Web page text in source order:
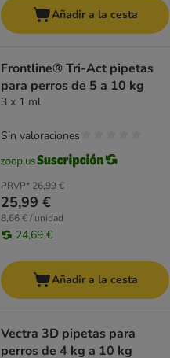
Añadir a la cesta
Frontline® Tri-Act pipetas
para perros de 5 a 10 kg
3 x 1 ml
PRVP* 26,99 €
25,99 €
8,66 € / unidad
24,69 €
Sin valoraciones
Añadir a la cesta
Vectra 3D pipetas para
perros de 4 kg a 10 kg